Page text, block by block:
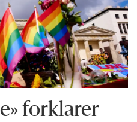
forklarer